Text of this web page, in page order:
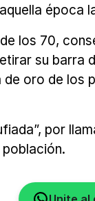
época
los 70,
su barra
oro de los
por